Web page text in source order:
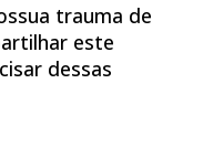
trauma de
este
dessas